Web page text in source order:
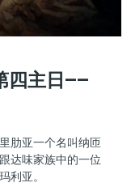
四主日——
肋亚一个名叫纳匝
达味家族中的一位
利亚。